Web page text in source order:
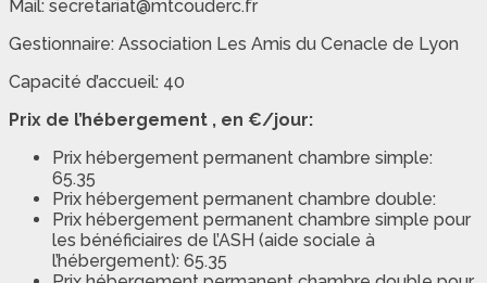
Mail: secretariat@mtcouderc.fr
Gestionnaire: Association Les Amis du Cenacle de Lyon
Capacité d’accueil: 40
Prix de l’hébergement , en €/jour:
Prix hébergement permanent chambre simple:
65.35
Prix hébergement permanent chambre double:
Prix hébergement permanent chambre simple pour
les bénéficiaires de l’ASH (aide sociale à
l’hébergement): 65.35